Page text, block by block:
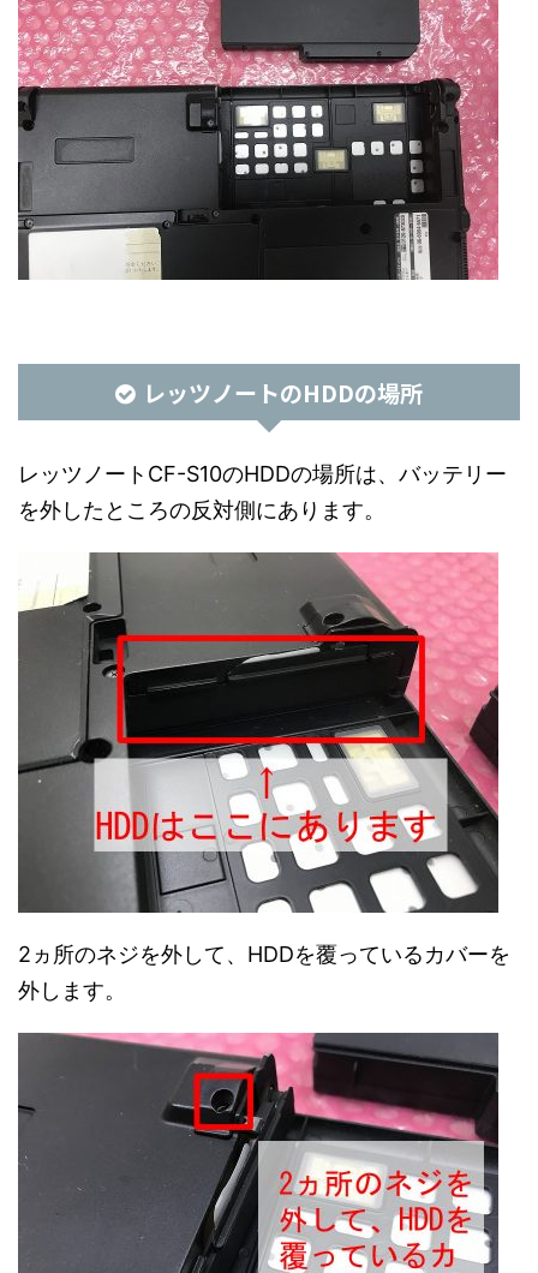
レッツノートのHDDの場所
レッツノートCF-S10のHDDの場所は、バッテリー
を外したところの反対側にあります。
2ヵ所のネジを外して、HDDを覆っているカバーを
外します。